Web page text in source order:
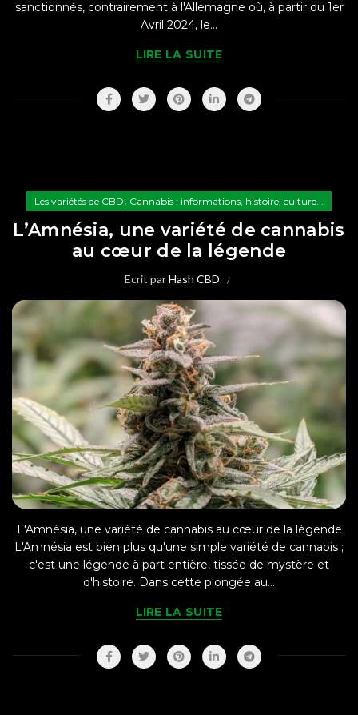
sanctionnés, contrairement à l'Allemagne où, à partir du 1er
Avril 2024, le...
LIRE LA SUITE
Les variétés de CBD, Cannabis : informations, histoire, culture...
L’Amnésia, une variété de cannabis
au cœur de la légende
Ecrit parHash CBD
L'Amnésia, une variété de cannabis au cœur de la légende
L'Amnésia est bien plus qu'une simple variété de cannabis ;
c'est une légende à part entière, tissée de mystère et
d'histoire. Dans cette plongée au...
LIRE LA SUITE